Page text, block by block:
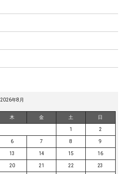
2026年8月
木 金 土 日
1 2
6 7 8 9
13 14 15 16
20 21 22 23